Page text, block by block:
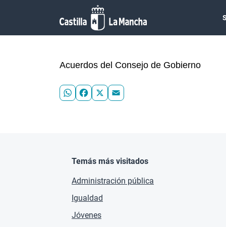
Pasar al contenido principal
Acuerdos del Consejo de Gobierno
WhatsApp
Facebook
X
Temás más visitados
Administración pública
Igualdad
Jóvenes